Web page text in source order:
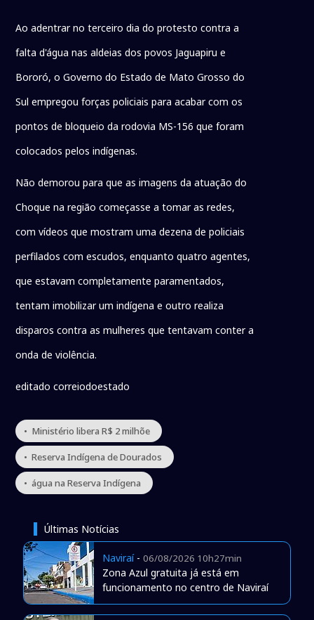
Ao adentrar no terceiro dia do protesto contra a
falta d'água nas aldeias dos povos Jaguapiru e
Bororó, o Governo do Estado de Mato Grosso do
Sul empregou forças policiais para acabar com os
pontos de bloqueio da rodovia MS-156 que foram
colocados pelos indígenas.
Não demorou para que as imagens da atuação do
Choque na região começasse a tomar as redes,
com vídeos que mostram uma dezena de policiais
perfilados com escudos, enquanto quatro agentes,
que estavam completamente paramentados,
tentam imobilizar um indígena e outro realiza
disparos contra as mulheres que tentavam conter a
onda de violência.
editado correiodoestado
• Ministério libera R$ 2 milhõe
• Reserva Indígena de Dourados
• água na Reserva Indígena
Últimas Notícias
Naviraí- 06/08/2026 10h27min
Zona Azul gratuita já está em
funcionamento no centro de Naviraí